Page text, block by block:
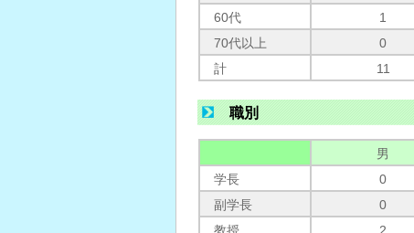
60代
1
70代以上
0
計
11
職別
男
学長
0
副学長
0